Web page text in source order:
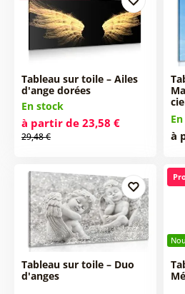
Tableau sur toile – Ailes
d'ange dorées
En stock
à partir de 23,58 €
29,48 € à
Tableau sur toile – Duo
d'anges